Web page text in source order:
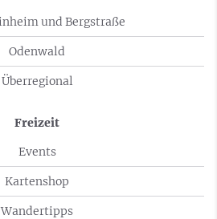
und Bergstraße
Odenwald
Überregional
Freizeit
Events
Kartenshop
Wandertipps